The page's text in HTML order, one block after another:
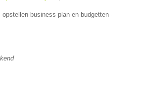
opstellen business plan en budgetten -